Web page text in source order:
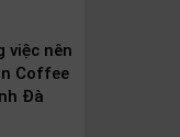
việc nên
Coffee
Đà